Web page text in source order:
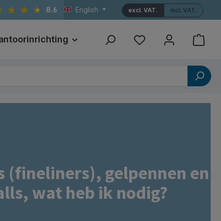
8.6 English incl. VAT.
excl. VAT.
Print Referenties
(fineliners), gelpennen en
wat heb ik nodig?